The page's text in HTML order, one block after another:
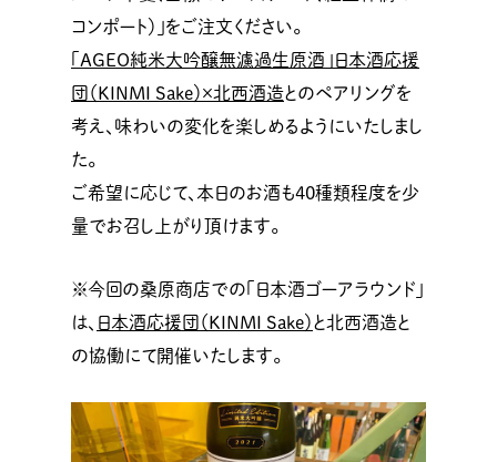
コンポート）」をご注文ください。
「AGEO純米大吟醸無濾過生原酒」日本酒応援
団（KINMI Sake）×北西酒造とのペアリングを
考え、味わいの変化を楽しめるようにいたしまし
た。
ご希望に応じて、本日のお酒も40種類程度を少
量でお召し上がり頂けます。
※今回の桑原商店での「日本酒ゴーアラウンド」
は、 日本酒応援団（KINMI Sake）と北西酒造と
の協働にて開催いたします。